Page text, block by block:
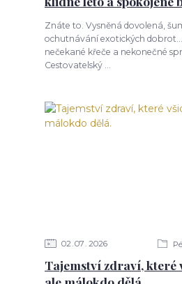
Znáte to. Vysněná dovolená,
ochutnávání exotických
nečekané křeče a nekonečné
Cestovatelský ...
02 07 2026
Tajemství zdraví, které